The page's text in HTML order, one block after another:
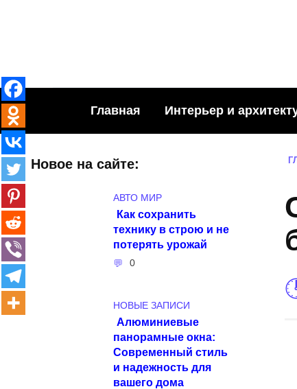
Главная Интерьер и
Новое на сайте:
АВТО МИР
Как сохранить
технику в строю и не
потерять урожай
0
НОВЫЕ ЗАПИСИ
Алюминиевые
панорамные окна:
Современный стиль
и надежность для
вашего дома